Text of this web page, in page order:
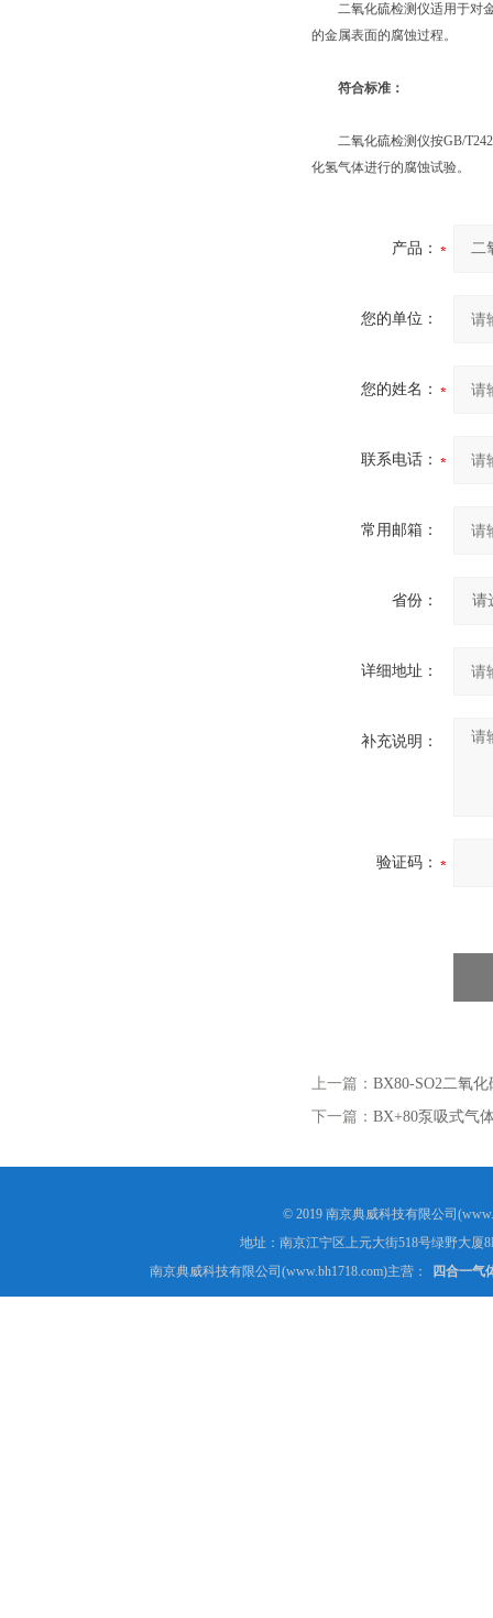
二氧化硫检测仪适用于对金
的金属表面的腐蚀过程。
符合标准：
二氧化硫检测仪按GB/
化氢气体进行的腐蚀试验。
产品：
您的单位：
您的姓名：
联系电话：
常用邮箱：
省份：
详细地址：
补充说明：
验证码：
上一篇： BX80-SO2二氧
下一篇： BX+80泵吸式气
© 2019 南京典威科技有限公司
地址：南京江宁区上元大街518号绿野大厦
南京典威科技有限公司(www.bh1718.com)主营：
四合一气